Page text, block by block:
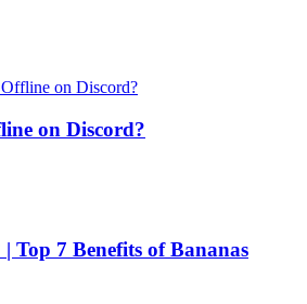
on Discord?
Top 7 Benefits of Bananas